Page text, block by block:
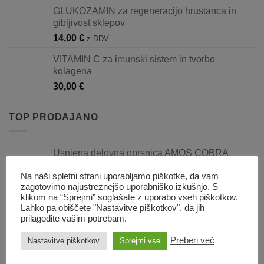
GLUKOZAMIN za regeneracijo hrustanca in
gibljivost sklepov
14,00 € z DDV
VITAMIN C za imunski sistem in tvorbo
kolagena
30,00 €
TOP PRODAJANO
Usnjena delovna oprsnica AMOS COBRA
razpon:
od
185,00 €
195,00 €
Set predmetov za IPO sledenje (4 kos v
kompletu)
Zaščitne hlače za markerje - EXTREME
Na naši spletni strani uporabljamo piškotke, da vam
zagotovimo najustreznejšo uporabniško izkušnjo. S
klikom na “Sprejmi” soglašate z uporabo vseh piškotkov.
Lahko pa obiščete "Nastavitve piškotkov", da jih
prilagodite vašim potrebam.
Nastavitve piškotkov Sprejmi vse Preberi več